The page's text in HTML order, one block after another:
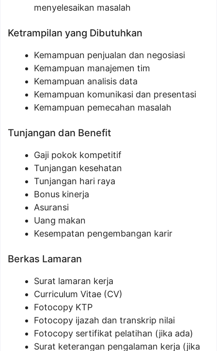
menyelesaikan masalah
Ketrampilan yang Dibutuhkan
Kemampuan penjualan dan negosiasi
Kemampuan manajemen tim
Kemampuan analisis data
Kemampuan komunikasi dan presentasi
Kemampuan pemecahan masalah
Tunjangan dan Benefit
Gaji pokok kompetitif
Tunjangan kesehatan
Tunjangan hari raya
Bonus kinerja
Asuransi
Uang makan
Kesempatan pengembangan karir
Berkas Lamaran
Surat lamaran kerja
Curriculum Vitae (CV)
Fotocopy KTP
Fotocopy ijazah dan transkrip nilai
Fotocopy sertifikat pelatihan (jika ada)
Surat keterangan pengalaman kerja (jika